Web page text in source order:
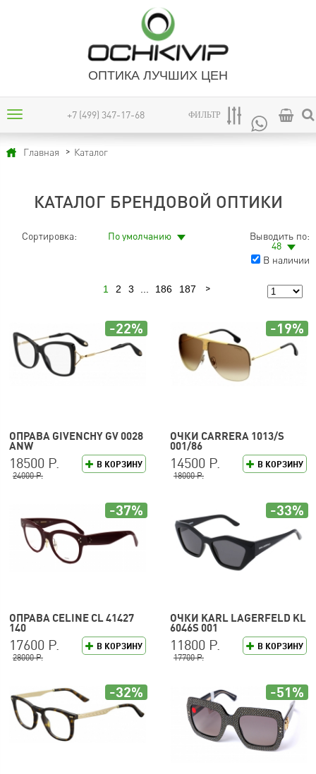
ОПТИКА ЛУЧШИХ ЦЕН
+7 (499) 347-17-68 ФИЛЬТР
Главная Каталог
КАТАЛОГ БРЕНДОВОЙ ОПТИКИ
Сортировка: По умолчанию
Выводить по:
48
В наличии
1 2 3 186 187
ОПРАВА GIVENCHY GV 0028
ANW
В КОРЗИНУ
18500 Р.
24000 Р.
-22%
ОЧКИ CARRERA 1013/S
001/86
В КОРЗИНУ
14500 Р.
18000 Р.
-19%
ОПРАВА CELINE CL 41427
140
В КОРЗИНУ
17600 Р.
28000 Р.
-37%
ОЧКИ KARL LAGERFELD KL
6046S 001
В КОРЗИНУ
11800 Р.
17700 Р.
-33%
-32% -51%